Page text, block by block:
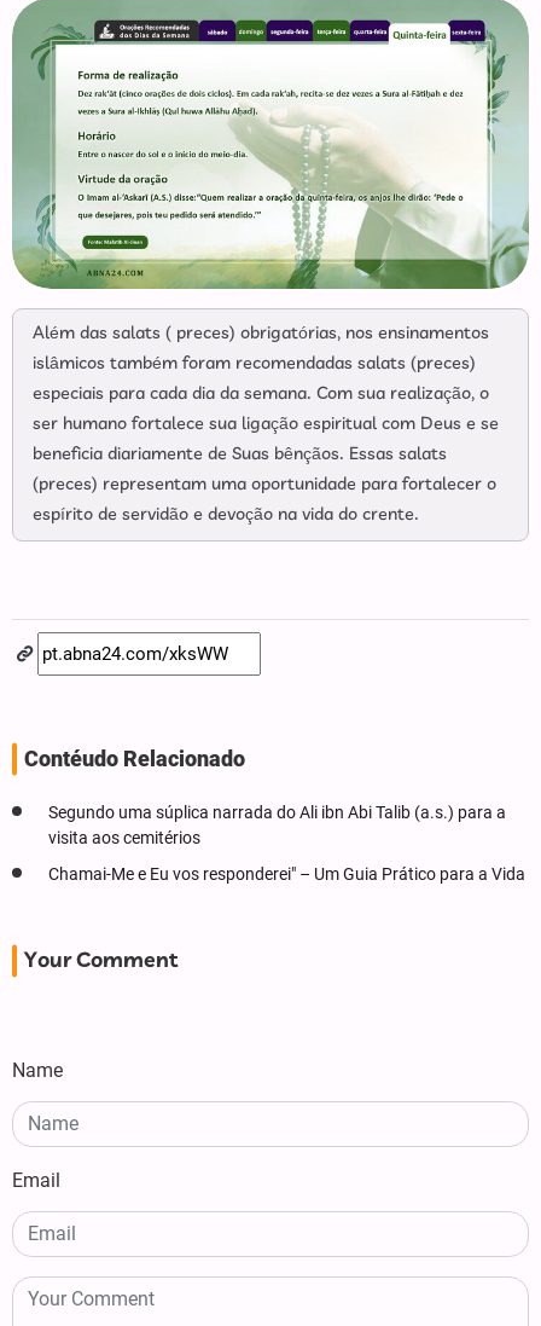
Além das salats ( preces) obrigatórias, nos ensinamentos
islâmicos também foram recomendadas salats (preces)
especiais para cada dia da semana. Com sua realização, o
ser humano fortalece sua ligação espiritual com Deus e se
beneficia diariamente de Suas bênçãos. Essas salats
(preces) representam uma oportunidade para fortalecer o
espírito de servidão e devoção na vida do crente.
Contéudo Relacionado
Segundo uma súplica narrada do Ali ibn Abi Talib (a.s.) para a
visita aos cemitérios
Chamai-Me e Eu vos responderei" – Um Guia Prático para a Vida
Your Comment
Name
Email